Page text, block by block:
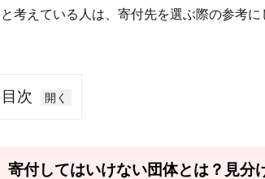
と考えている人は、寄付先を選ぶ際の参考に
目次
1
して
寄付してはいけない団体とは？見分